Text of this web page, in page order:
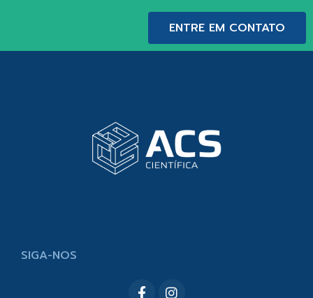
ENTRE EM CONTATO
SIGA-NOS